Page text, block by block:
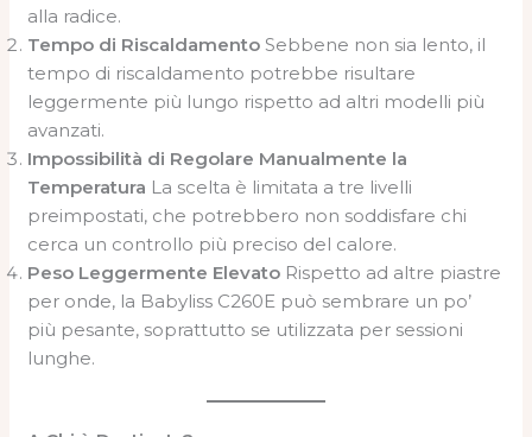
alla radice.
Tempo di Riscaldamento Sebbene non sia lento, il
tempo di riscaldamento potrebbe risultare
leggermente più lungo rispetto ad altri modelli più
avanzati.
Impossibilità di Regolare Manualmente la
Temperatura La scelta è limitata a tre livelli
preimpostati, che potrebbero non soddisfare chi
cerca un controllo più preciso del calore.
Peso Leggermente Elevato Rispetto ad altre piastre
per onde, la Babyliss C260E può sembrare un po’
più pesante, soprattutto se utilizzata per sessioni
lunghe.